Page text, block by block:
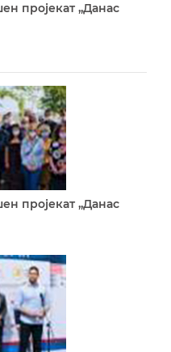
пројекат „Данас
пројекат „Данас